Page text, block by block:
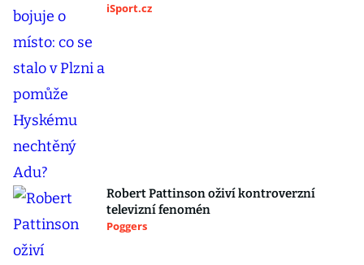
iSport.cz
Robert Pattinson oživí kontroverzní
televizní fenomén
Poggers